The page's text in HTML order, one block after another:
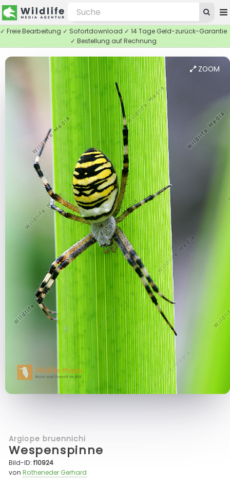
✓ Freie Bearbeitung ✓ Sofortdownload ✓ 14 Tage Geld-zurück-Garantie
✓ Bestellung auf Rechnung
ZOOM
Argiope bruennichi
Wespenspinne
Bild-ID:f10924
vonRotheneder Gerhard